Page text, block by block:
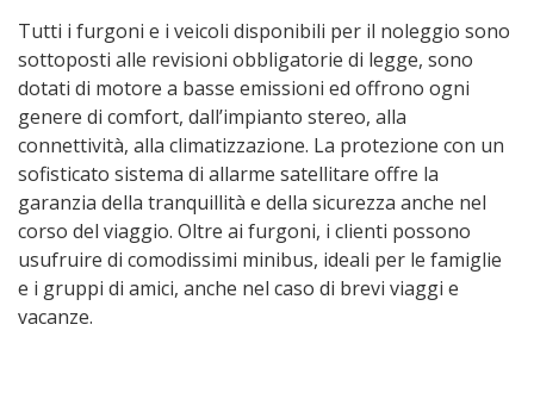
Tutti i furgoni e i veicoli disponibili per il noleggio sono
sottoposti alle revisioni obbligatorie di legge, sono
dotati di motore a basse emissioni ed offrono ogni
genere di comfort, dall’impianto stereo, alla
connettività, alla climatizzazione. La protezione con un
sofisticato sistema di allarme satellitare offre la
garanzia della tranquillità e della sicurezza anche nel
corso del viaggio. Oltre ai furgoni, i clienti possono
usufruire di comodissimi minibus, ideali per le famiglie
e i gruppi di amici, anche nel caso di brevi viaggi e
vacanze.